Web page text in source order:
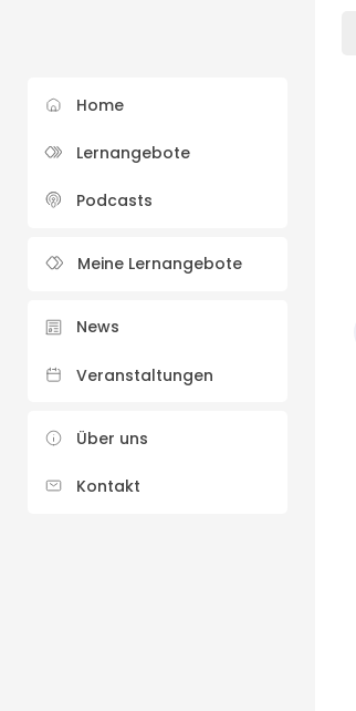
Home
Lernangebote
Podcasts
Meine Lernangebote
News
Veranstaltungen
Über uns
Kontakt